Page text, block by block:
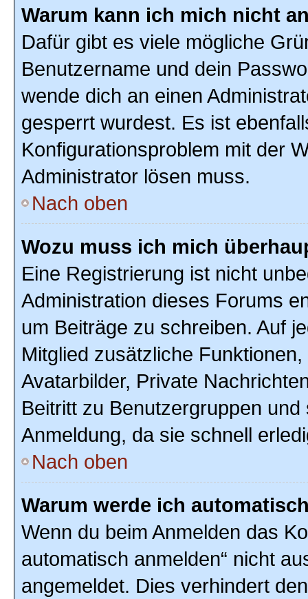
Warum kann ich mich nicht
Dafür gibt es viele mögliche
Benutzername und dein
wende dich an einen
gesperrt wurdest. Es ist
Konfigurationsproblem mit der
Administrator lösen muss.
Nach oben
Wozu muss ich mich
Eine Registrierung ist nicht
Administration dieses Forums
um Beiträge zu schreiben. Auf
Mitglied zusätzliche
Avatarbilder, Private
Beitritt zu Benutzergruppen
Anmeldung, da sie schnell
Nach oben
Warum werde ich
Wenn du beim Anmelden das
automatisch anmelden“ nicht
angemeldet. Dies verhindert